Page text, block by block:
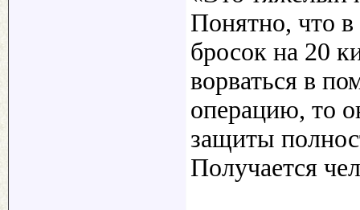
Понятно, что
бросок на 20
ворваться в
операцию, то
защиты
Получается